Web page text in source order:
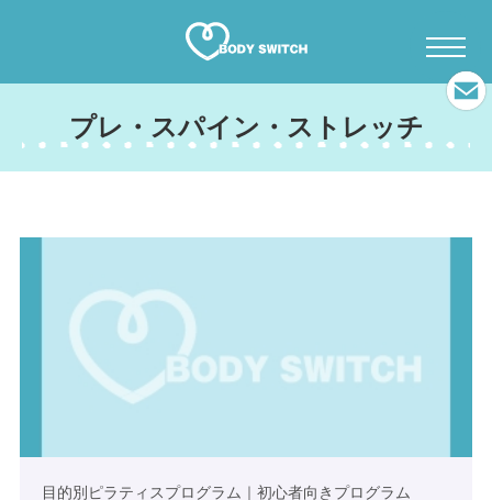
プレ・スパイン・ストレッチ
目的別ピラティスプログラム｜初心者向きプログラム